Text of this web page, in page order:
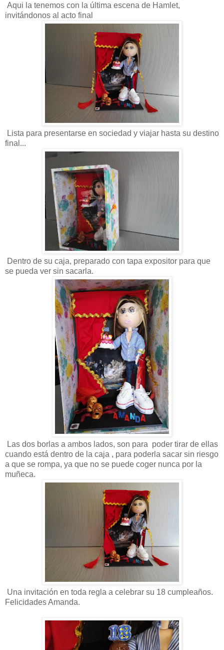
Aqui la tenemos con la última escena de Hamlet,
invitándonos al acto final
Lista para presentarse en sociedad y viajar hasta su destino
final...
Dentro de su caja, preparado con tapa expositor para que
se pueda ver sin sacarla.
Las dos borlas a ambos lados, son para poder tirar de ellas
cuando está dentro de la caja , para poderla sacar sin riesgo
a que se rompa, ya que no se puede coger nunca por la
muñeca.
Una invitación en toda regla a celebrar su 18 cumpleaños.
Felicidades Amanda.